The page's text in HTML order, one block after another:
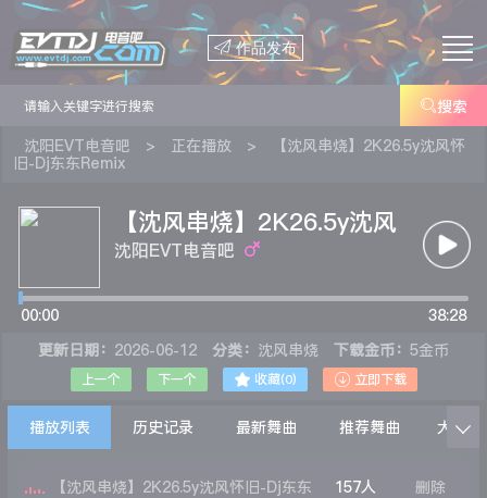
作品发布
搜索
沈阳EVT电音吧 > 正在播放 >
【沈风串烧】2K26.5y沈风怀
旧-Dj东东Remix
【沈风串烧】2K26.5y沈风
怀旧-Dj东东Remix
沈阳EVT电音吧
00:00
38:28
更新日期： 2026-06-12 分类： 沈风串烧 下载金币： 5金币
上一个 下一个  收藏(0)  立即下载
播放列表 历史记录 最新舞曲 推荐舞曲 大家在

【沈风串烧】2K26.5y沈风怀旧-Dj东东 157人 删除